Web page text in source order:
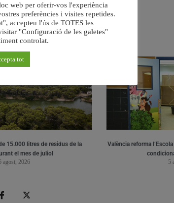
15.000 litres de residus de la
el mes de juliol
agost, 2026
València reforma
5
web per oferir-vos l'experiència
preferències i visites repetides.
accepteu l'ús de TOTES les
"Configuració de les galetes"
controlat.
tot